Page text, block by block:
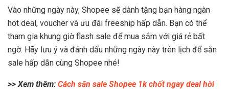
Vào những ngày này, Shopee sẽ dành tặng bạn hàng ngàn
hot deal, voucher và ưu đãi freeship hấp dẫn. Bạn có thể
tham gia khung giờ flash sale để mua sắm với giá rẻ bất
ngờ. Hãy lưu ý và đánh dấu những ngày này trên lịch để săn
sale hấp dẫn cùng Shopee nhé!
>> Xem thêm: Cách săn sale Shopee 1k chốt ngay deal hời